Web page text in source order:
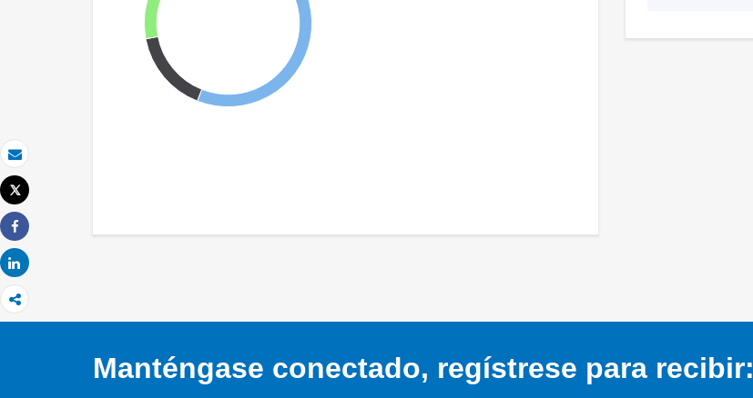
Correo electrónico
Imprimir
Tweet
Share
Share
Manténgase conectado, regístrese para recibir: